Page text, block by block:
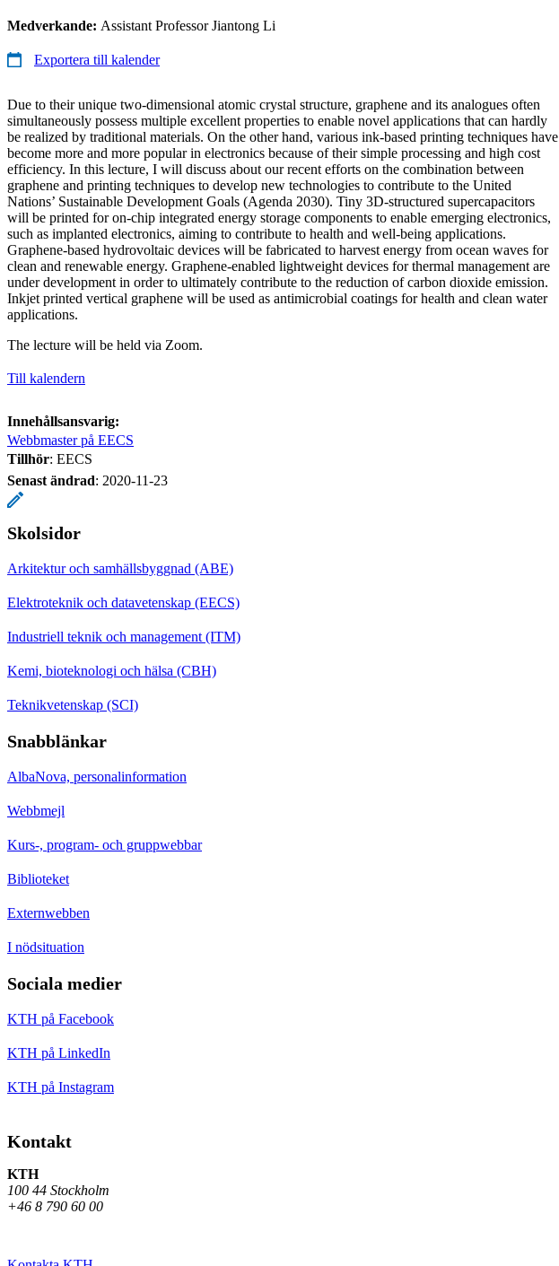
Medverkande: Assistant Professor Jiantong Li
Exportera till kalender
Due to their unique two-dimensional atomic crystal structure, graphene and its analogues often
simultaneously possess multiple excellent properties to enable novel applications that can hardly
be realized by traditional materials. On the other hand, various ink-based printing techniques have
become more and more popular in electronics because of their simple processing and high cost
efficiency. In this lecture, I will discuss about our recent efforts on the combination between
graphene and printing techniques to develop new technologies to contribute to the United
Nations’ Sustainable Development Goals (Agenda 2030). Tiny 3D-structured supercapacitors
will be printed for on-chip integrated energy storage components to enable emerging electronics,
such as implanted electronics, aiming to contribute to health and well-being applications.
Graphene-based hydrovoltaic devices will be fabricated to harvest energy from ocean waves for
clean and renewable energy. Graphene-enabled lightweight devices for thermal management are
under development in order to ultimately contribute to the reduction of carbon dioxide emission.
Inkjet printed vertical graphene will be used as antimicrobial coatings for health and clean water
applications.
The lecture will be held via Zoom.
Till kalendern
Innehållsansvarig:
Webbmaster på EECS
Tillhör: EECS
Senast ändrad: 2020-11-23
Skolsidor
Arkitektur och samhällsbyggnad (ABE)
Elektroteknik och datavetenskap (EECS)
Industriell teknik och management (ITM)
Kemi, bioteknologi och hälsa (CBH)
Teknikvetenskap (SCI)
Snabblänkar
AlbaNova, personalinformation
Webbmejl
Kurs-, program- och gruppwebbar
Biblioteket
Externwebben
I nödsituation
Sociala medier
KTH på Facebook
KTH på LinkedIn
KTH på Instagram
Kontakt
KTH
100 44 Stockholm
+46 8 790 60 00